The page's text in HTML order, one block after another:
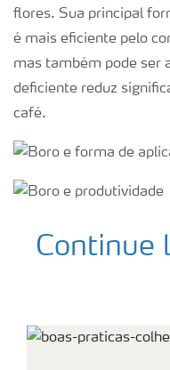
flores. Sua principal
é mais eficiente pelo
mas também pode ser
deficiente reduz
café.
Continue